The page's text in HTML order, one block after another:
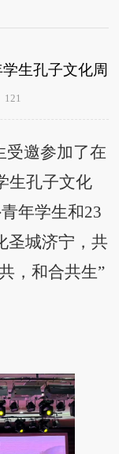
生孔子文化周
121
受邀参加了在
生孔子文化
年学生和23
圣城济宁，共
，和合共生”